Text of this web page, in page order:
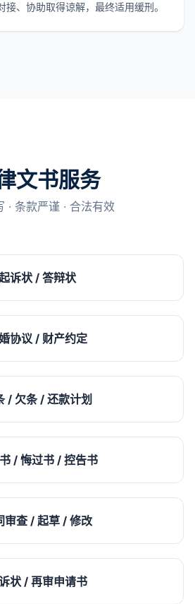
、协助取得谅解，最终适用缓刑。
文书服务
· 条款严谨 · 合法有效
诉状 / 答辩状
协议 / 财产约定
/ 欠条 / 还款计划
/ 悔过书 / 控告书
审查 / 起草 / 修改
状 / 再审申请书